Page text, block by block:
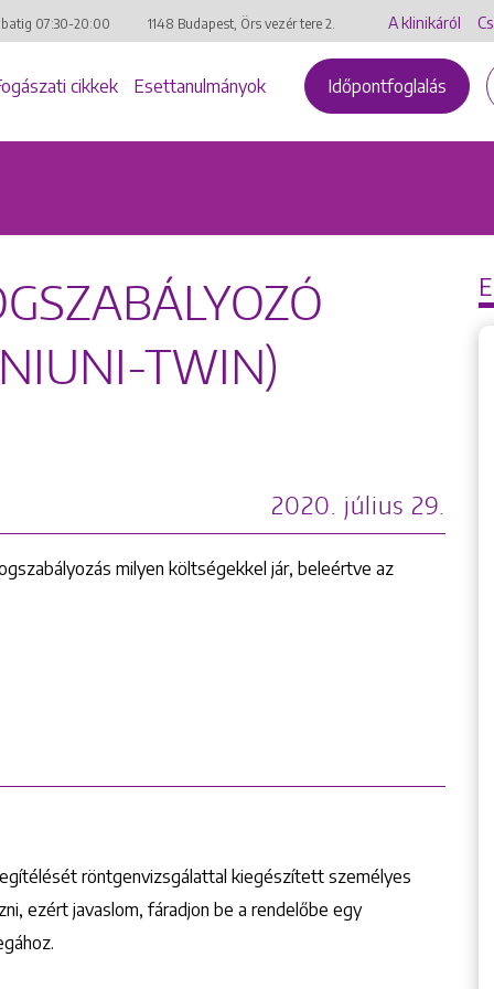
07:30-20:00 1148 Budapest, Örs vezér tere 2. A klinikáról
cikkek Esettanulmányok Időpontfoglalás
TWIN)
2020. július 29.
milyen költségekkel jár, beleértve az
röntgenvizsgálattal kiegészített személyes
ezért javaslom, fáradjon be a rendelőbe egy